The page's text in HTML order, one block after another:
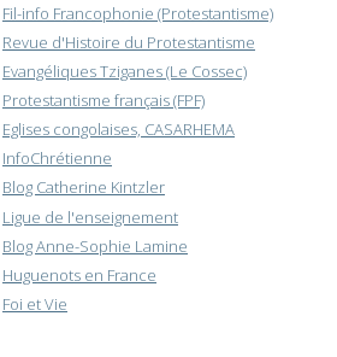
Fil-info Francophonie (Protestantisme)
Revue d'Histoire du Protestantisme
Evangéliques Tziganes (Le Cossec)
Protestantisme français (FPF)
Eglises congolaises, CASARHEMA
InfoChrétienne
Blog Catherine Kintzler
Ligue de l'enseignement
Blog Anne-Sophie Lamine
Huguenots en France
Foi et Vie